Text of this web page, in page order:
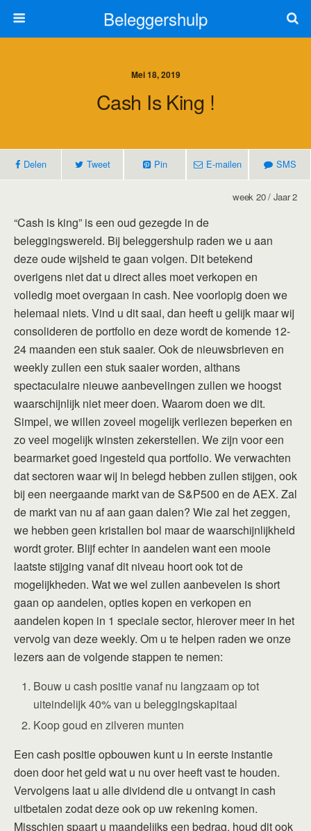
Beleggershulp
Mei 18, 2019
Cash Is King !
Delen Tweet Pin E-mailen SMS
week 20 / Jaar 2
“Cash is king” is een oud gezegde in de
beleggingswereld. Bij beleggershulp raden we u aan
deze oude wijsheid te gaan volgen. Dit betekend
overigens niet dat u direct alles moet verkopen en
volledig moet overgaan in cash. Nee voorlopig doen we
helemaal niets. Vind u dit saai, dan heeft u gelijk maar wij
consolideren de portfolio en deze wordt de komende 12-
24 maanden een stuk saaier. Ook de nieuwsbrieven en
weekly zullen een stuk saaier worden, althans
spectaculaire nieuwe aanbevelingen zullen we hoogst
waarschijnlijk niet meer doen. Waarom doen we dit.
Simpel, we willen zoveel mogelijk verliezen beperken en
zo veel mogelijk winsten zekerstellen. We zijn voor een
bearmarket goed ingesteld qua portfolio. We verwachten
dat sectoren waar wij in belegd hebben zullen stijgen, ook
bij een neergaande markt van de S&P500 en de AEX. Zal
de markt van nu af aan gaan dalen? Wie zal het zeggen,
we hebben geen kristallen bol maar de waarschijnlijkheid
wordt groter. Blijf echter in aandelen want een mooie
laatste stijging vanaf dit niveau hoort ook tot de
mogelijkheden. Wat we wel zullen aanbevelen is short
gaan op aandelen, opties kopen en verkopen en
aandelen kopen in 1 speciale sector, hierover meer in het
vervolg van deze weekly. Om u te helpen raden we onze
lezers aan de volgende stappen te nemen:
Bouw u cash positie vanaf nu langzaam op tot
uiteindelijk 40% van u beleggingskapitaal
Koop goud en zilveren munten
Een cash positie opbouwen kunt u in eerste instantie
doen door het geld wat u nu over heeft vast te houden.
Vervolgens laat u alle dividend die u ontvangt in cash
uitbetalen zodat deze ook op uw rekening komen.
Misschien spaart u maandelijks een bedrag, houd dit ook